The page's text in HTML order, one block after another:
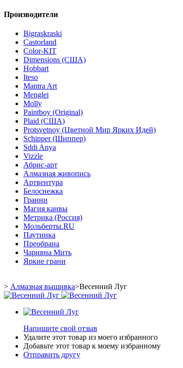
Производители
Bigraskraski
Castorland
Color-KIT
Dimensions (США)
Hobbart
Iteso
Mantra Art
Menglei
Molly
Paintboy (Original)
Plaid (США)
Protsvetnoy (Цветной Мир Ярких Идей)
Schipper (Шиппер)
Sddi Anya
Vizzle
Абрис-арт
Алмазная живопись
Артвентура
Белоснежка
Гранни
Магия канвы
Метрика (Россия)
Мольберты.RU
Паутинка
Преобрана
Чаривна Мить
Яркие грани
> Алмазная вышивка>Весенний Луг
Напишите свой отзыв
Удалите этот товар из моего избранного
Добавьте этот товар к моему избранному
Отправить другу